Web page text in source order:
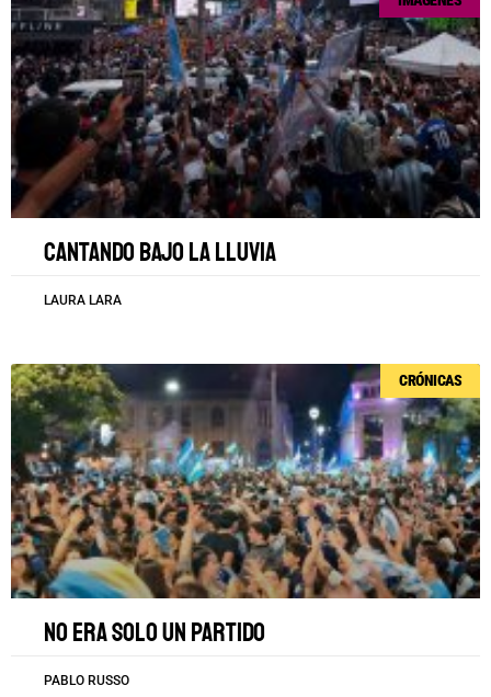
Cantando bajo la lluvia
LAURA LARA
CRÓNICAS
No era solo un partido
PABLO RUSSO